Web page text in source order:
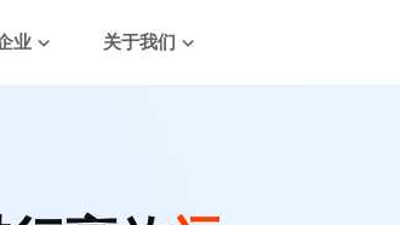
业 关于我们